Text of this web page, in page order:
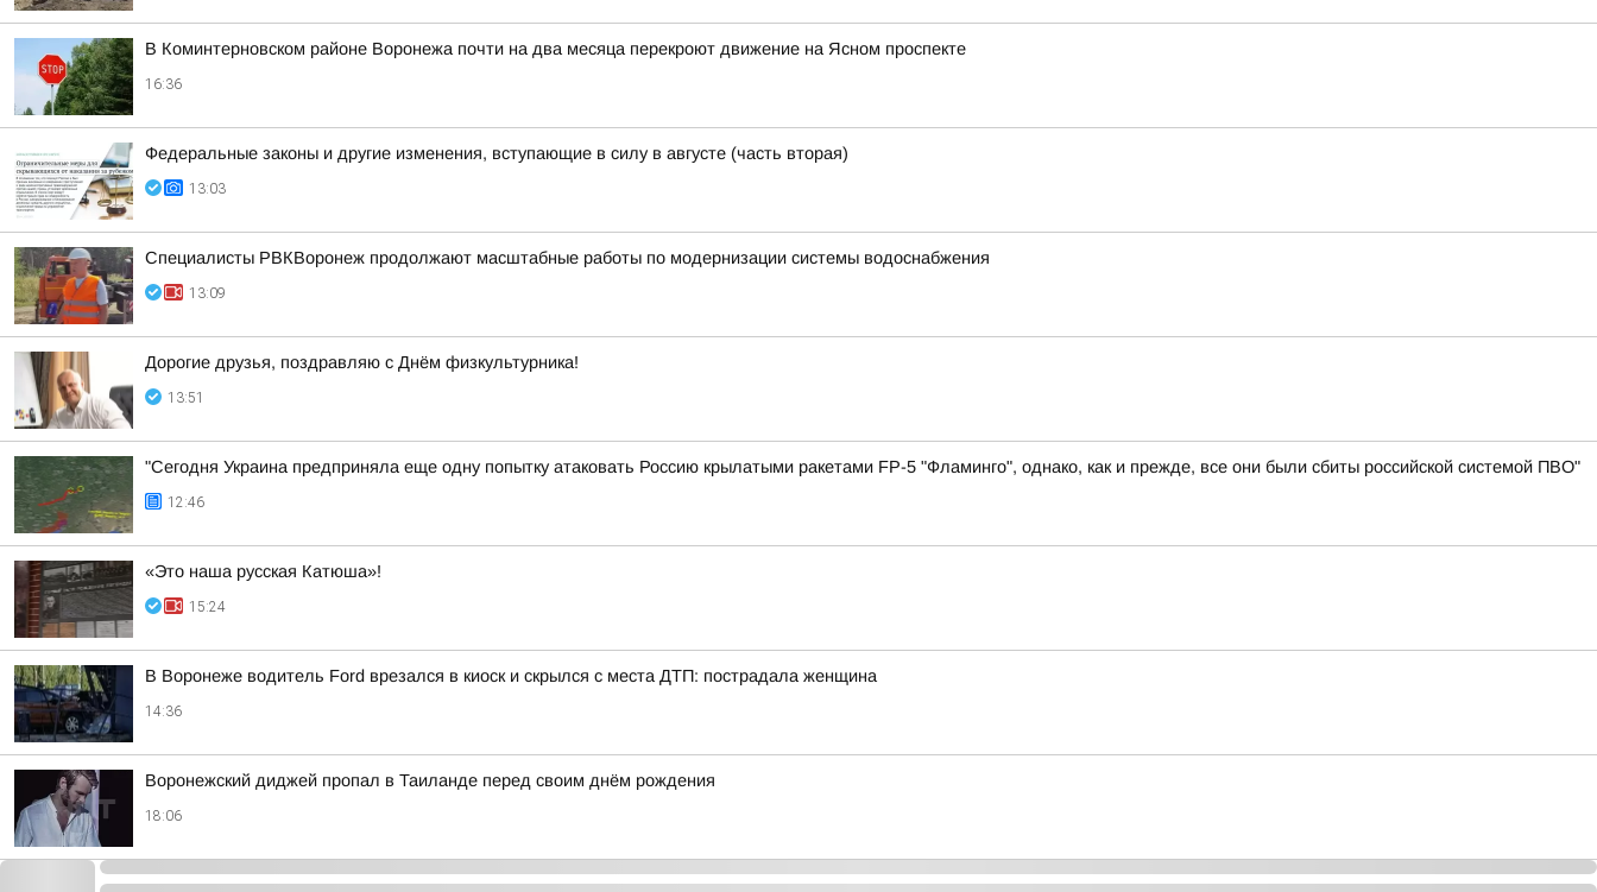
В Коминтерновском районе Воронежа почти на два месяца перекроют движение на Ясном проспекте
16:36
Федеральные законы и другие изменения, вступающие в силу в августе (часть вторая)
13:03
Специалисты РВКВоронеж продолжают масштабные работы по модернизации системы водоснабжения
13:09
Дорогие друзья, поздравляю с Днём физкультурника!
13:51
"Сегодня Украина предприняла еще одну попытку атаковать Россию крылатыми ракетами FP-5 "Фламинго", однако, как и прежде, все они были сбиты российской системой ПВО"
12:46
«Это наша русская Катюша»!
15:24
В Воронеже водитель Ford врезался в киоск и скрылся с места ДТП: пострадала женщина
14:36
Воронежский диджей пропал в Таиланде перед своим днём рождения
18:06